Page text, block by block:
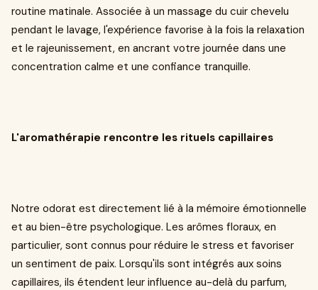
routine matinale. Associée à un massage du cuir chevelu
pendant le lavage, l'expérience favorise à la fois la relaxation
et le rajeunissement, en ancrant votre journée dans une
concentration calme et une confiance tranquille.
L'aromathérapie rencontre les rituels capillaires
Notre odorat est directement lié à la mémoire émotionnelle
et au bien-être psychologique. Les arômes floraux, en
particulier, sont connus pour réduire le stress et favoriser
un sentiment de paix. Lorsqu'ils sont intégrés aux soins
capillaires, ils étendent leur influence au-delà du parfum,